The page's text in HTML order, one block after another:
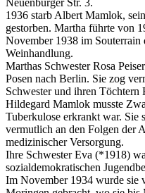
Neuenburger Str. 3.
1936 starb Albert Mamlok,
gestorben. Martha führte von
November 1938 im Souterrain
Weinhandlung.
Marthas Schwester Rosa
Posen nach Berlin. Sie zog
Schwester und ihren Töchtern
Hildegard Mamlok musste
Tuberkulose erkrankt war. Sie
vermutlich an den Folgen der
medizinischer Versorgung.
Ihre Schwester Eva (*1918)
sozialdemokratischen
Im November 1934 wurde sie